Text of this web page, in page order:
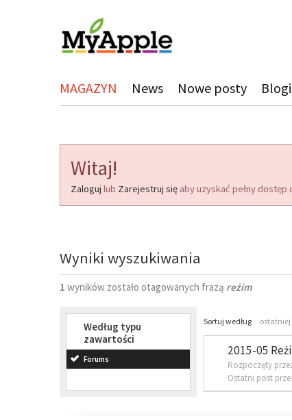
MAGAZYN News Nowe posty Blogi
Witaj!
Zaloguj lub Zarejestruj się aby uzyskać pełny dostęp
Wyniki wyszukiwania
1 wyników zostało otagowanych frazą reżim
Według typu
zawartości
Forums
Sortuj według
2015-05
Rozpoczęty
Ostatni post